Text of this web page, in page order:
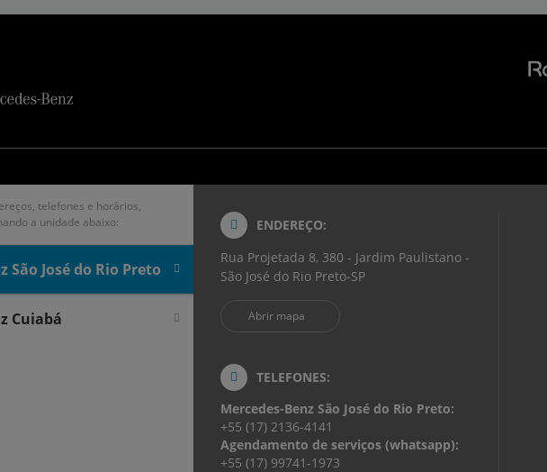
telefones e horários,
a unidade abaixo:
São José do Rio Preto
Cuiabá
ENDEREÇO:
Rua Projetada 8, 380 - Jardim Paulistano -
São José do Rio Preto-SP
Abrir mapa
TELEFONES:
Mercedes-Benz São José do Rio Preto:
+55 (17) 2136-4141
Agendamento de serviços (whatsapp):
+55 (17) 99741-1973